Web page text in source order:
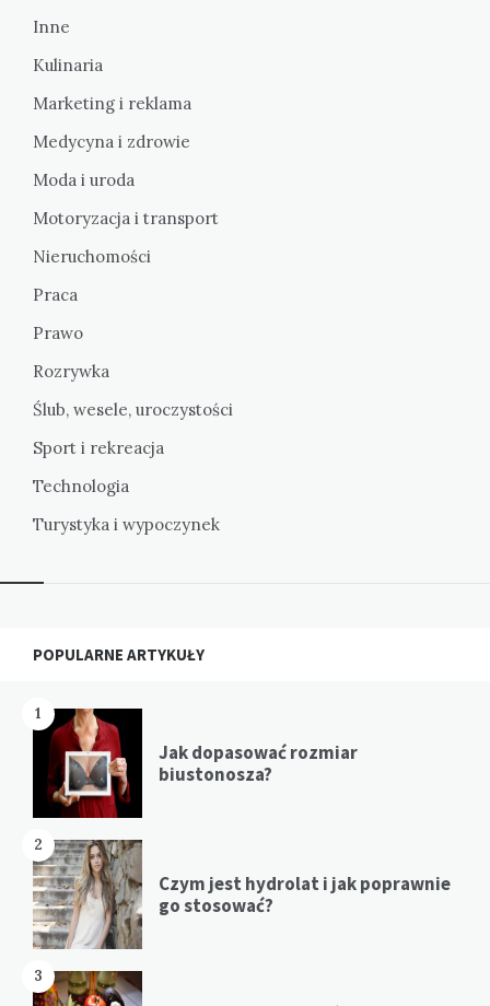
Inne
Kulinaria
Marketing i reklama
Medycyna i zdrowie
Moda i uroda
Motoryzacja i transport
Nieruchomości
Praca
Prawo
Rozrywka
Ślub, wesele, uroczystości
Sport i rekreacja
Technologia
Turystyka i wypoczynek
Widgets
POPULARNE ARTYKUŁY
1
Jak dopasować rozmiar
biustonosza?
2
Czym jest hydrolat i jak poprawnie
go stosować?
3